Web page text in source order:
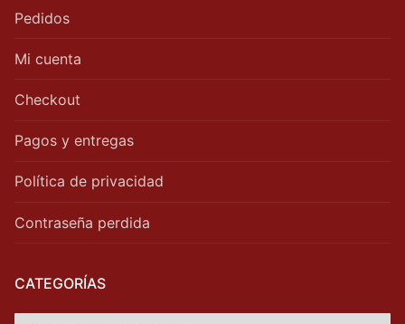
Pedidos
Mi cuenta
Checkout
Pagos y entregas
Política de privacidad
Contraseña perdida
CATEGORÍAS